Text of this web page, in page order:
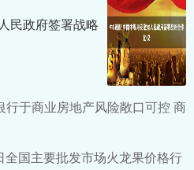
民政府签署战略
行于商业房地产风险敞口可控 商
国主要批发市场火龙果价格行